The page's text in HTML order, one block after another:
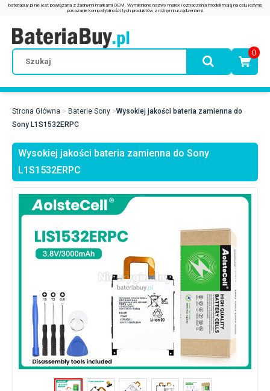
0
Strona Główna Baterie Sony
Wysokiej jakości bateria zamienna do
Sony L1S1532ERPC
Wysokiej jakości bateria zamienna do Sony
L1S1532ERPC